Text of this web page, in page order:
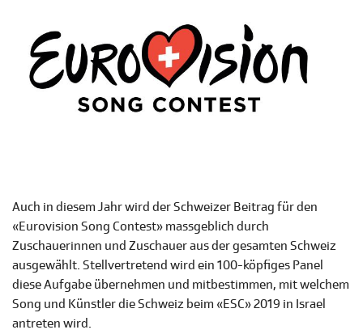
Auch in diesem Jahr wird der Schweizer Beitrag für den
«Eurovision Song Contest» massgeblich durch
Zuschauerinnen und Zuschauer aus der gesamten Schweiz
ausgewählt. Stellvertretend wird ein 100-köpfiges Panel
diese Aufgabe übernehmen und mitbestimmen, mit welchem
Song und Künstler die Schweiz beim «ESC» 2019 in Israel
antreten wird.